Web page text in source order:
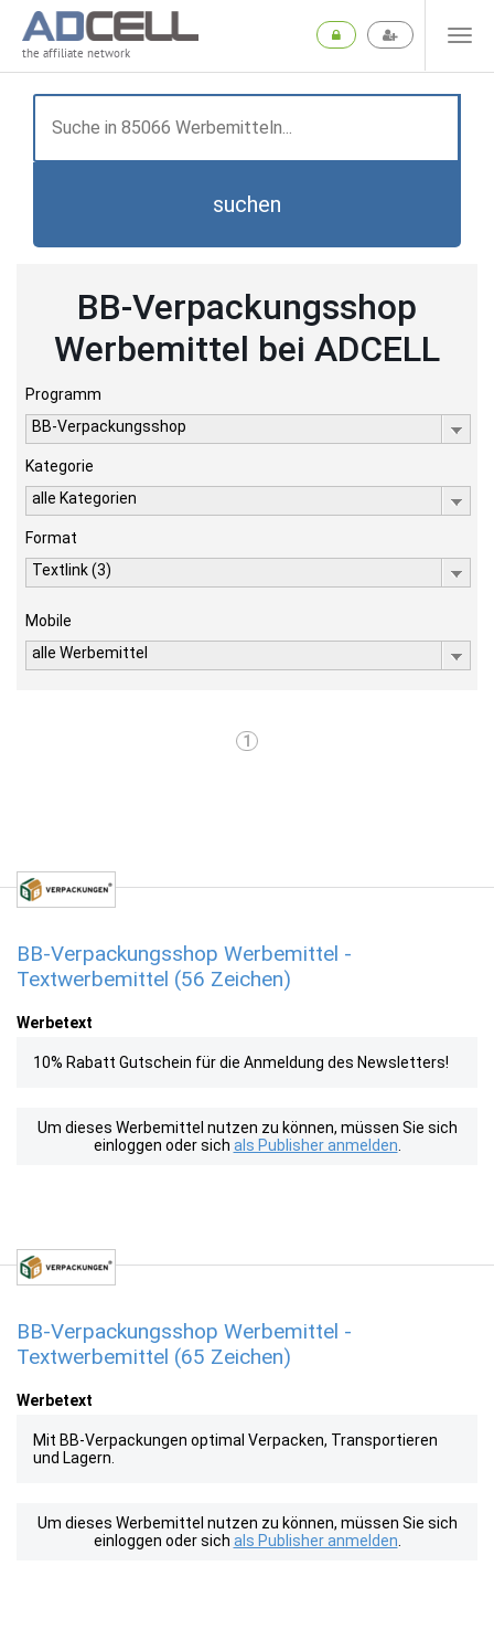
the affiliate network
suchen
BB-Verpackungsshop
Werbemittel bei ADCELL
Programm
BB-Verpackungsshop
Kategorie
alle Kategorien
Format
Textlink (3)
Mobile
alle Werbemittel
1
BB-Verpackungsshop Werbemittel -
Textwerbemittel (56 Zeichen)
Werbetext
10% Rabatt Gutschein für die Anmeldung des Newsletters!
Um dieses Werbemittel nutzen zu können, müssen Sie sich
einloggen oder sich als Publisher anmelden
BB-Verpackungsshop Werbemittel -
Textwerbemittel (65 Zeichen)
Werbetext
Mit BB-Verpackungen optimal Verpacken, Transportieren
und Lagern.
Um dieses Werbemittel nutzen zu können, müssen Sie sich
einloggen oder sich als Publisher anmelden